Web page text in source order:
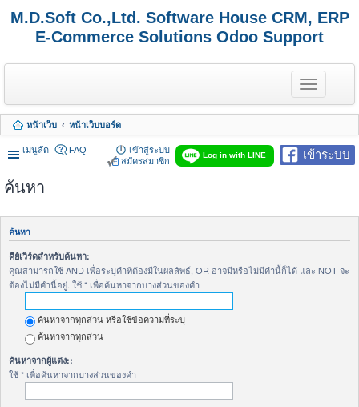
M.D.Soft Co.,Ltd. Software House CRM, ERP
E-Commerce Solutions Odoo Support
T
o
g
l
e
n
a
a
i
หน้าเว็บ หน้าเว็บบอร์ด
เมนูลัด เข้าระบบ
Log in with LINE
FAQ
เข้าสู่ระบบ
สมัครสมาชิก
ค้นหา
ค้นหา
คีย์เวิร์ดสำหรับค้นหา:
คุณสามารถใช้ AND เพื่อระบุคำที่ต้องมีในผลลัพธ์, OR อาจมีหรือไม่มีคำนี้ก็ได้ และ NOT จะ
ต้องไม่มีคำนี้อยู่. ใช้ * เพื่อค้นหาจากบางส่วนของคำ
ค้นหาจากทุกส่วน หรือใช้ข้อความที่ระบุ
ค้นหาจากทุกส่วน
ค้นหาจากผู้แต่ง::
ใช้ * เพื่อค้นหาจากบางส่วนของคำ